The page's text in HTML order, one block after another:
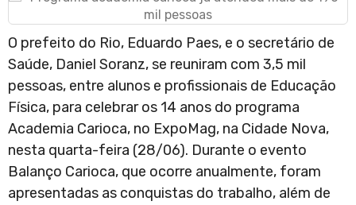
O prefeito do Rio, Eduardo Paes, e o secretário de
Saúde, Daniel Soranz, se reuniram com 3,5 mil
pessoas, entre alunos e profissionais de Educação
Física, para celebrar os 14 anos do programa
Academia Carioca, no ExpoMag, na Cidade Nova,
nesta quarta-feira (28/06). Durante o evento
Balanço Carioca, que ocorre anualmente, foram
apresentadas as conquistas do trabalho, além de